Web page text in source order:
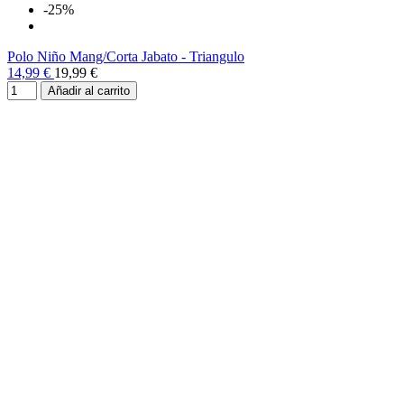
-25%
Polo Niño Mang/Corta Jabato - Triangulo
14,99 € 19,99 €
Añadir al carrito